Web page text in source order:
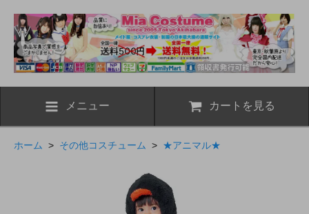
メニュー カートを見る
ホーム > その他コスチューム > ★アニマル★